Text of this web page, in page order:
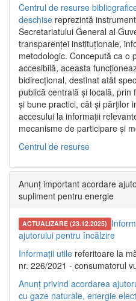
Centrul de resurse
deschise reprezintă
Secretariatului General al
transparenței instituționale,
metodologic. Concepută ca o
accesibilă, aceasta
bidirecțional, destinat atât
publică centrală și locală,
și bune practici, cât și părților
accesului la informații
mecanisme de participare și
Centrul de resurse
Anunț important acordare
supliment pentru energie
ACTUALIZARE (23.12.2025)
ajutorului pentru încălzire
Informații utile referitoare la
nr. 226/2021 - consumatorul
Anunț privind acordarea
cu gaze naturale, energie